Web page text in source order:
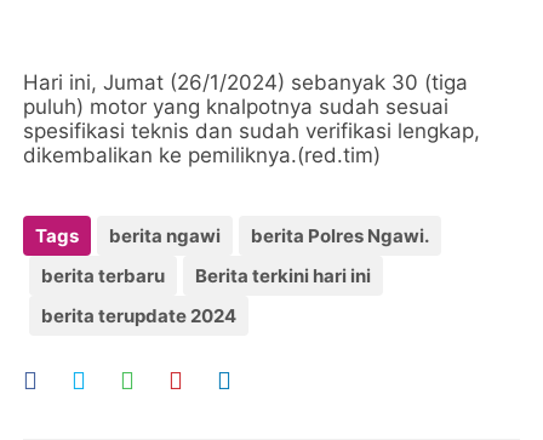
Hari ini, Jumat (26/1/2024) sebanyak 30 (tiga
puluh) motor yang knalpotnya sudah sesuai
spesifikasi teknis dan sudah verifikasi lengkap,
dikembalikan ke pemiliknya.(red.tim)
Tags berita ngawi
berita Polres Ngawi.
berita terbaru
Berita terkini hari ini
berita terupdate 2024